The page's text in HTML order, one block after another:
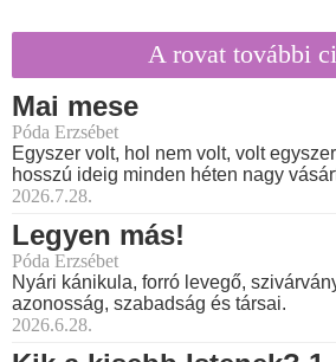
A rovat további
Mai mese
Póda Erzsébet
Egyszer volt, hol nem volt, volt
hosszú ideig minden héten nagy
2026.7.28.
Legyen más!
Póda Erzsébet
Nyári kánikula, forró levegő,
azonosság, szabadság és társai.
2026.6.28.